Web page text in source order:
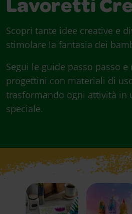
Lavoretti
Scopri tante idee creative e
stimolare la fantasia dei
Segui le guide passo passo e
progettini con materiali di
trasformando ogni attività in
speciale.